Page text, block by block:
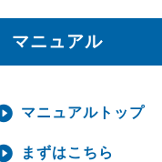
マニュアル
マニュアルトップ
まずはこちら